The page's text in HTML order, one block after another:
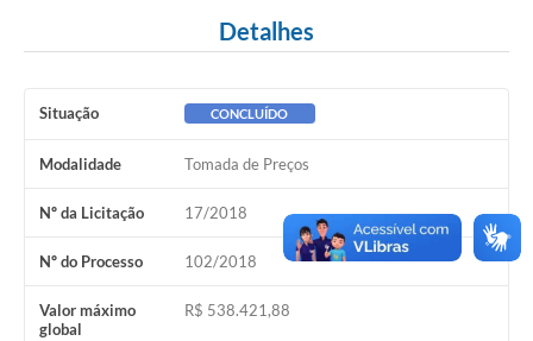
Detalhes
Situação CONCLUÍDO
Modalidade Tomada de Preços
Nº da Licitação 17/2018
Nº do Processo 102/2018
Valor máximo
global
R$ 538.421,88